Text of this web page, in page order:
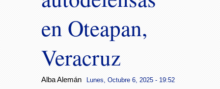
en Oteapan,
Veracruz
Alba Alemán Lunes, Octubre 6, 2025 - 19:52